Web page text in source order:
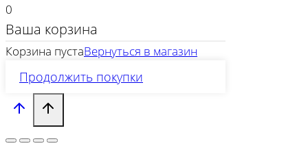
0
Ваша корзина
Корзина пустаВернуться в магазин
Продолжить покупки